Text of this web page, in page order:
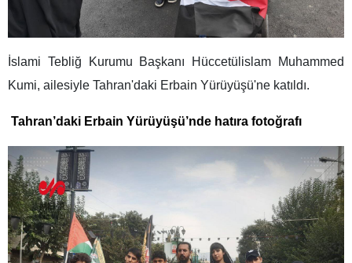
İslami Tebliğ Kurumu Başkanı Hüccetülislam Muhammed
Kumi, ailesiyle Tahran'daki Erbain Yürüyüşü'ne katıldı.
Tahran’daki Erbain Yürüyüşü’nde hatıra fotoğrafı